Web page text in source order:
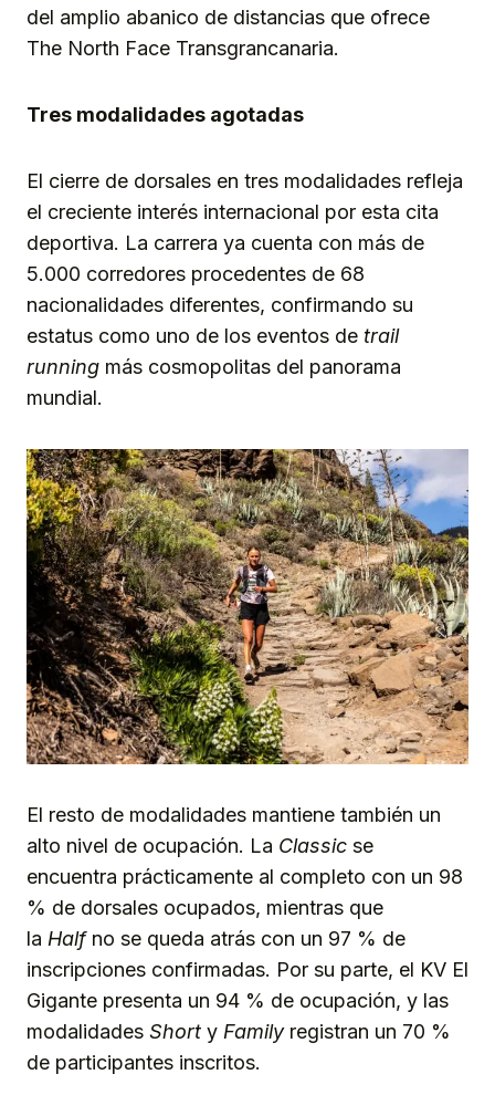
del amplio abanico de distancias que ofrece
The North Face Transgrancanaria.
Tres modalidades agotadas
El cierre de dorsales en tres modalidades refleja
el creciente interés internacional por esta cita
deportiva. La carrera ya cuenta con más de
5.000 corredores procedentes de 68
nacionalidades diferentes, confirmando su
estatus como uno de los eventos de trail
running más cosmopolitas del panorama
mundial.
El resto de modalidades mantiene también un
alto nivel de ocupación. La Classic se
encuentra prácticamente al completo con un 98
% de dorsales ocupados, mientras que
la Halfno se queda atrás con un 97 % de
inscripciones confirmadas. Por su parte, el KV El
Gigante presenta un 94 % de ocupación, y las
modalidades Short y Familyregistran un 70 %
de participantes inscritos.